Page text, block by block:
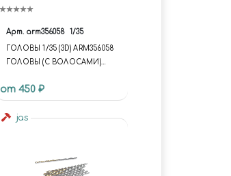
Арт. arm356058 1/35
ГОЛОВЫ 1/35 (3D) ARM356058
ГОЛОВЫ (С ВОЛОСАМИ)
от 450 ₽
jas